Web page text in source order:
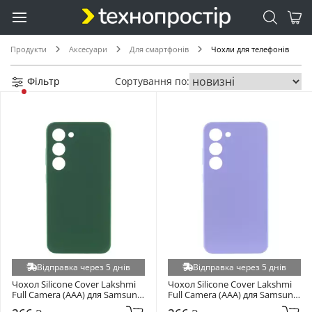
Продукти Аксесуари Для смартфонів Чохли для телефонів
Xiaomi Poco C40 (+15)
Xiaomi Redmi 7 (+15)
Xiaomi Redmi Note 15 5G / Poco M8 5G (+15)
Infinix Hot 50 Pro 4G (+14)
Realme 13 5G (+14)
Realme C51 (+14)
Realme C63 4G (+14)
Realme C73 5G (+14)
Samsung Galaxy A013 A01 Core (+14)
Samsung Galaxy A037 A03s (+14)
Samsung Galaxy A03 A035 (+14)
Фільтр Сортування по:
Відправка через 5 днів
Чохол Silicone Cover Lakshmi
Full Camera (AAA) для Samsung
Galaxy S901 S22 Cyprus Green
Відправка через 5 днів
Чохол Silicone Cover Lakshmi
Full Camera (AAA) для Samsung